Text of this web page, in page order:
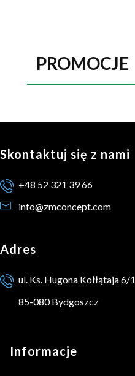
PROMOCJE
Skontaktuj się z nami
+48 52 321 39 66
info@zmconcept.com
Adres
ul. Ks. Hugona Kołłątaja 6/1
85-080 Bydgoszcz
Linki w stopce
Informacje